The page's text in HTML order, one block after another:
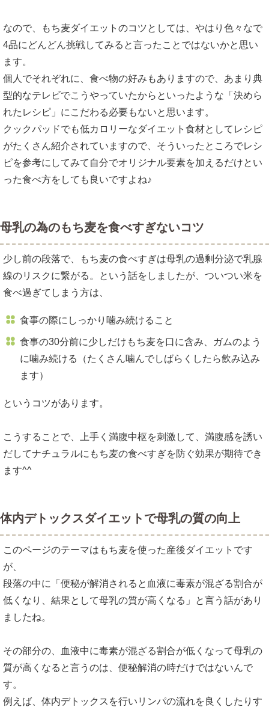
なので、もち麦ダイエットのコツとしては、やはり色々なで
4品にどんどん挑戦してみると言ったことではないかと思い
ます。
個人でそれぞれに、食べ物の好みもありますので、あまり典
型的なテレビでこうやっていたからといったような「決めら
れたレシピ」にこだわる必要もないと思います。
クックパッドでも低カロリーなダイエット食材としてレシピ
がたくさん紹介されていますので、そういったところでレシ
ピを参考にしてみて自分でオリジナル要素を加えるだけとい
った食べ方をしても良いですよね♪
母乳の為のもち麦を食べすぎないコツ
少し前の段落で、もち麦の食べすぎは母乳の過剰分泌で乳腺
線のリスクに繋がる。という話をしましたが、ついつい米を
食べ過ぎてしまう方は、
食事の際にしっかり噛み続けること
食事の30分前に少しだけもち麦を口に含み、ガムのよう
に噛み続ける（たくさん噛んでしばらくしたら飲み込み
ます）
というコツがあります。
こうすることで、上手く満腹中枢を刺激して、満腹感を誘い
だしてナチュラルにもち麦の食べすぎを防ぐ効果が期待でき
ます^^
体内デトックスダイエットで母乳の質の向上
このページのテーマはもち麦を使った産後ダイエットです
が、
段落の中に「便秘が解消されると血液に毒素が混ざる割合が
低くなり、結果として母乳の質が高くなる」と言う話があり
ましたね。
その部分の、血液中に毒素が混ざる割合が低くなって母乳の
質が高くなると言うのは、便秘解消の時だけではないんで
す。
例えば、体内デトックスを行いリンパの流れを良くしたりす